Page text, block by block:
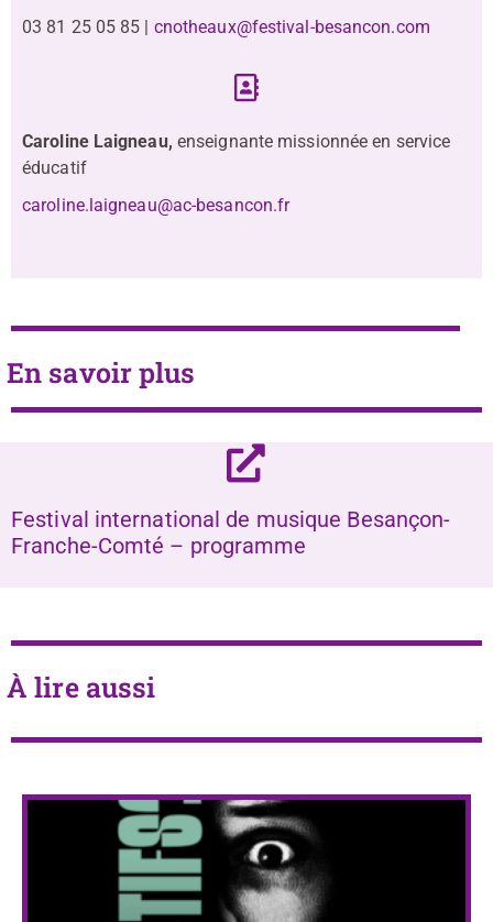
03 81 25 05 85 | cnotheaux@festival-besancon.com
Caroline Laigneau, enseignante missionnée en service
éducatif
caroline.laigneau@ac-besancon.fr
En savoir plus
Festival international de musique Besançon-
Franche-Comté – programme
À lire aussi